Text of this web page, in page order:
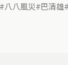
八八風災 巴清雄